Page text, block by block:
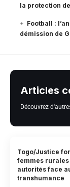
la protection
Football :
démission de
Articles
Découvrez
Togo/Justice
femmes
autorités face
transhumance